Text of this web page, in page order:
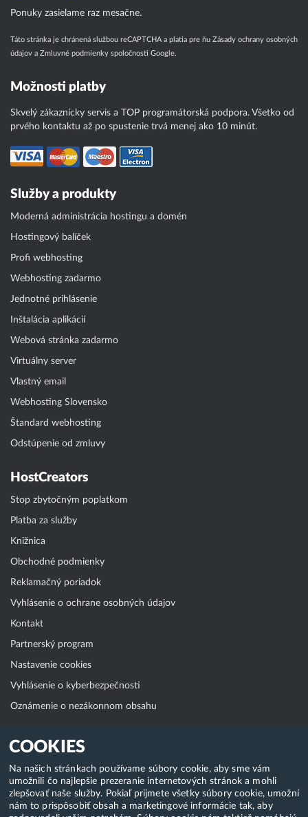
COOKIES
Na našich stránkach používame súbory cookie, aby sme vám
umožnili čo najlepšie prezeranie internetových stránok a mohli
zlepšovať naše služby. Pokiaľ prijmete všetky súbory cookie, umožní
nám to prispôsobiť obsah a marketingové informácie tak, aby
Ponuky zasielame raz mesačne.
Táto stránka je chránená službou reCAPTCHA a platia pre ňu Zásady ochrany osobných
údajov a Zmluvné podmienky spoločnosti Google.
Možnosti platby
Skvelý zákaznícky servis a TOP programátorská podpora. Všetko od
prvého kontaktu až po spustenie trvá menej ako 10 minút.
Služby a produkty
Moderná administrácia hostingu a domén
Hostingový balíček
Profi webhosting
Webhosting zadarmo
Jednotné prihlásenie
Inštalácia aplikácií
Webová stránka zadarmo
Virtuálny server
Vlastný email
Webhosting Slovensko
Štandard webhosting
Odstúpenie od zmluvy
HostCreators
Stop zbytočným poplatkom
Platba za služby
Knižnica
Obchodné podmienky
Reklamačný poriadok
Vyhlásenie o ochrane osobných údajov
Kontakt
Partnerský program
Nastavenie cookies
Vyhlásenie o kyberbezpečnosti
Oznámenie o nezákonnom obsahu
Klientská zóna
WebAdmin
WebMail
Zmena hesla (E-mail, FTP, SSH)